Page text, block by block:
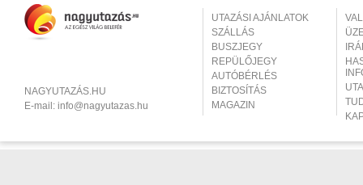
NAGYUTAZÁS.HU
E-mail: info@nagyutazas.hu
UTAZÁSI AJÁNLATOK
SZÁLLÁS
BUSZJEGY
REPÜLŐJEGY
AUTÓBÉRLÉS
BIZTOSÍTÁS
MAGAZIN